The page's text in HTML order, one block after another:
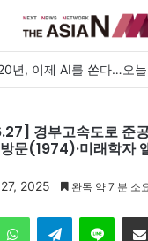
경부고속도로 준
문(1974)·미래학자
2025 완독 약 7 분 소
WhatsAppTelegramLine